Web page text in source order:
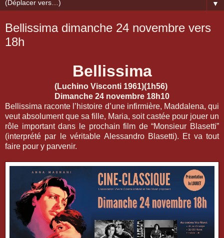
▼
Bellissima dimanche 24 novembre vers
18h
Bellissima
(Luchino Visconti 1961)(1h56)
Dimanche 24 novembre 18h10
Bellissima raconte l’histoire d’une infirmière, Maddalena, qui
veut absolument que sa fille, Maria, soit castée pour jouer un
rôle important dans le prochain film de “Monsieur Blasetti”
(interprété par le véritable Alessandro Blasetti). Et va tout
faire pour y parvenir.